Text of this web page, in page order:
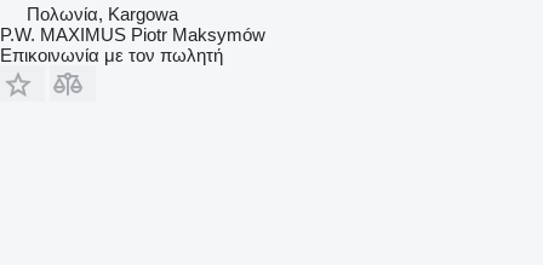
Πολωνία, Kargowa
P.W. MAXIMUS Piotr Maksymów
Επικοινωνία με τον πωλητή